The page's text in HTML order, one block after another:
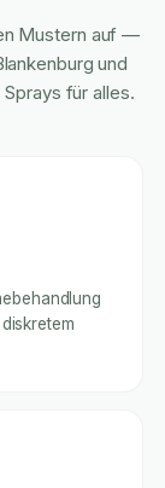
Mustern auf —
und
für alles.